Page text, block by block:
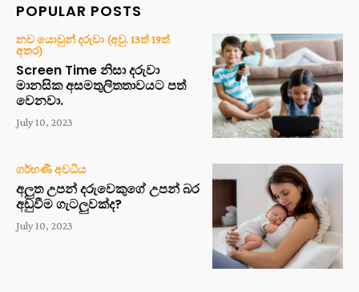
POPULAR POSTS
නව යොවුන් දරුවා (අවු. 13ත් 19ත්
අතර)
Screen Time නිසා දරුවා
මානසික අසමතුලිතතාවයට පත්
වෙනවා.
July 10, 2023
ගර්භණී අවධිය
අලුත උපන් දරුවෙකුගේ උපන් බර
අඩුවීම ගැටලුවක්ද?
July 10, 2023